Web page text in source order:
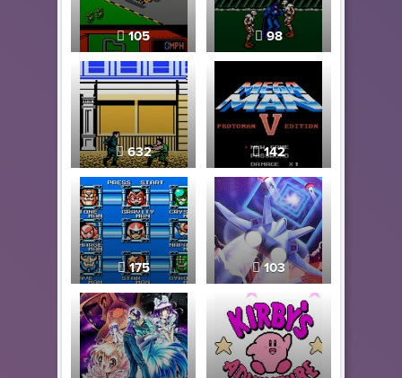
105 98
632 142
175 103